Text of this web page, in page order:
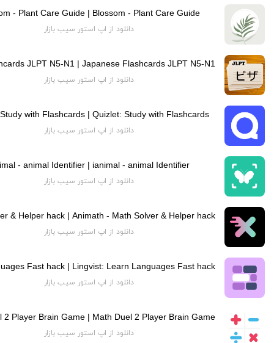
- Plant Care Guide | Blossom - Plant Care Guide
دانلود از اپ استور سیب بازار
دانلود از اپ استور سیب بازار
with Flashcards | Quizlet: Study with Flashcards
دانلود از اپ استور سیب بازار
- animal Identifier | ianimal - animal Identifier
دانلود از اپ استور سیب بازار
دانلود از اپ استور سیب بازار
دانلود از اپ استور سیب بازار
2 Player Brain Game | Math Duel 2 Player Brain Game
دانلود از اپ استور سیب بازار